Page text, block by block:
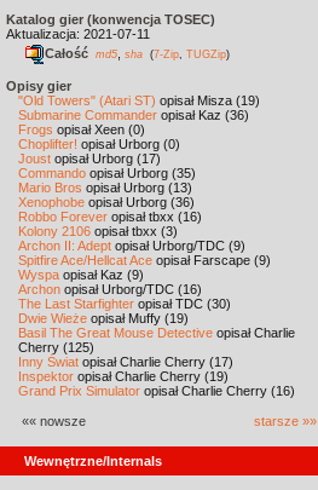
Katalog gier (konwencja TOSEC)
Aktualizacja: 2021-07-11
Całość md5 sha (7-Zip TUGZip)
Opisy gier
"Old Towers" (Atari ST) opisał Misza (19)
Submarine Commander opisał Kaz (36)
Frogs opisał Xeen (0)
Choplifter! opisał Urborg (0)
Joust opisał Urborg (17)
Commando opisał Urborg (35)
Mario Bros opisał Urborg (13)
Xenophobe opisał Urborg (36)
Robbo Forever opisał tbxx (16)
Kolony 2106 opisał tbxx (3)
Archon II: Adept opisał Urborg/TDC (9)
Spitfire Ace/Hellcat Ace opisał Farscape (9)
Wyspa opisał Kaz (9)
Archon opisał Urborg/TDC (16)
The Last Starfighter opisał TDC (30)
Dwie Wieże opisał Muffy (19)
Basil The Great Mouse Detective opisał Charlie
Cherry (125)
Inny Świat opisał Charlie Cherry (17)
Inspektor opisał Charlie Cherry (19)
Grand Prix Simulator opisał Charlie Cherry (16)
«« nowsze starsze »»
Wewnętrzne/Internals